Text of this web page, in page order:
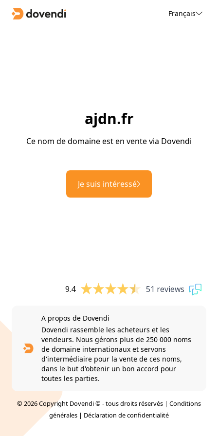
Français
ajdn.fr
Ce nom de domaine est en vente via Dovendi
Je suis intéressé
9.4 51 reviews
A propos de Dovendi
Dovendi rassemble les acheteurs et les
vendeurs. Nous gérons plus de 250 000 noms
de domaine internationaux et servons
d'intermédiaire pour la vente de ces noms,
dans le but d'obtenir un bon accord pour
toutes les parties.
© 2026 Copyright Dovendi © - tous droits réservés | Conditions
générales | Déclaration de confidentialité